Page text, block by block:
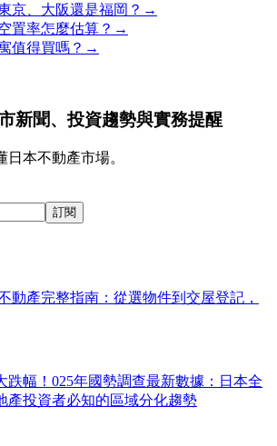
京、大阪還是福岡？ →
置率怎麼估算？ →
值得買嗎？ →
新聞、投資趨勢與實務提醒
本不動產市場。
訂閱
動產完整指南：從選物件到交屋登記，
跌幅！025年國勢調查最新數據：日本全
產投資者必知的區域分化趨勢